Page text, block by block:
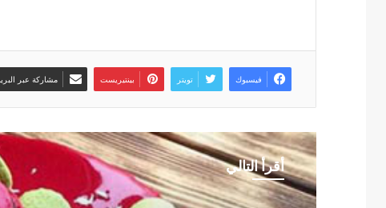
فيسبوك تويتر بينتيريست مشاركة عبر
أقرأ التالي